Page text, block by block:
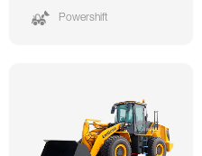
Powershift